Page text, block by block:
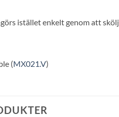
istället enkelt genom att
(MX021.V)